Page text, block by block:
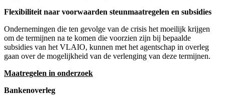
Flexibiliteit naar voorwaarden steunmaatregelen en subsidies
Ondernemingen die ten gevolge van de crisis het moeilijk krijgen
om de termijnen na te komen die voorzien zijn bij bepaalde
subsidies van het VLAIO, kunnen met het agentschap in overleg
gaan over de mogelijkheid van de verlenging van deze termijnen.
Maatregelen in onderzoek
Bankenoverleg